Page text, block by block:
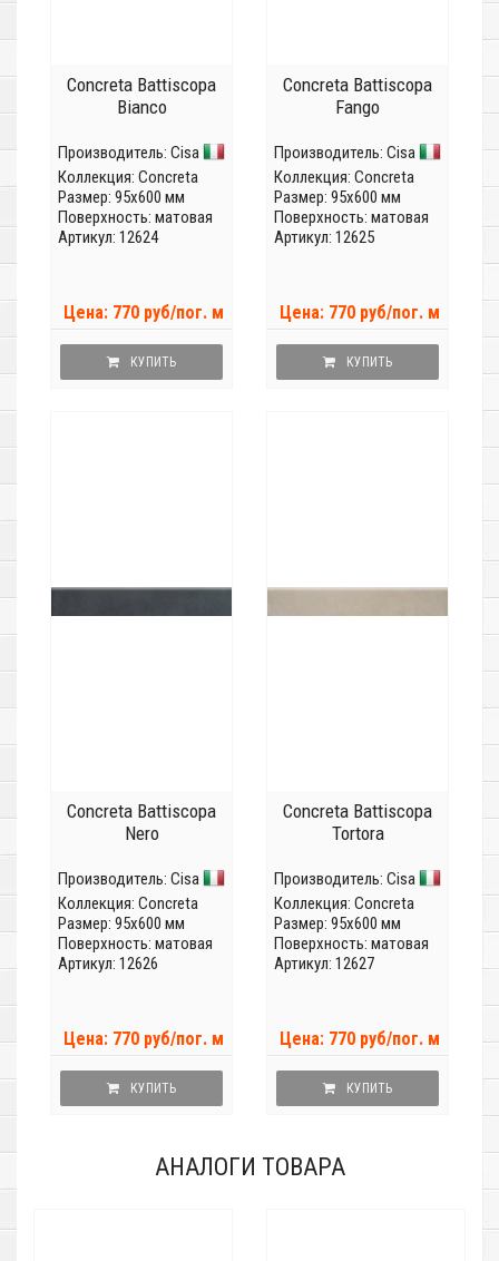
Concreta Battiscopa
Bianco
Производитель: Cisa
Коллекция: Concreta
Размер: 95x600 мм
Поверхность: матовая
Артикул: 12624
Цена: 770 руб/пог. м
КУПИТЬ
Concreta Battiscopa
Fango
Производитель: Cisa
Коллекция: Concreta
Размер: 95x600 мм
Поверхность: матовая
Артикул: 12625
Цена: 770 руб/пог. м
КУПИТЬ
Concreta Battiscopa
Nero
Производитель: Cisa
Коллекция: Concreta
Размер: 95x600 мм
Поверхность: матовая
Артикул: 12626
Цена: 770 руб/пог. м
КУПИТЬ
Concreta Battiscopa
Tortora
Производитель: Cisa
Коллекция: Concreta
Размер: 95x600 мм
Поверхность: матовая
Артикул: 12627
Цена: 770 руб/пог. м
КУПИТЬ
АНАЛОГИ ТОВАРА